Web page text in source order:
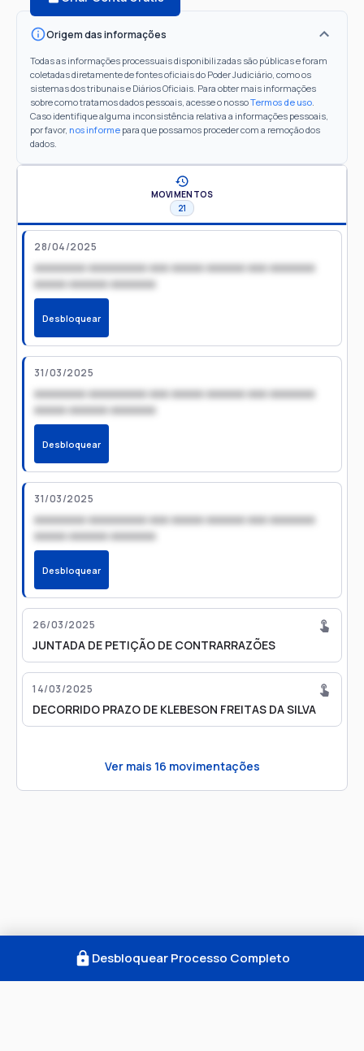
Origem das informações
Todas as informações processuais disponibilizadas são públicas e foram
coletadas diretamente de fontes oficiais do Poder Judiciário, como os
sistemas dos tribunais e Diários Oficiais. Para obter mais informações
sobre como tratamos dados pessoais, acesse o nossoTermos de uso.
Caso identifique alguma inconsistência relativa a informações pessoais,
por favor, nos informe para que possamos proceder com a remoção dos
dados.
MOVIMENTOS
21
28/04/2025
xxxxxxxx xxxxxxxxx xxx xxxxx xxxxxx xxx xxxxxxx
xxxxx xxxxxx xxxxxxx
Desbloquear
31/03/2025
xxxxxxxx xxxxxxxxx xxx xxxxx xxxxxx xxx xxxxxxx
xxxxx xxxxxx xxxxxxx
Desbloquear
31/03/2025
xxxxxxxx xxxxxxxxx xxx xxxxx xxxxxx xxx xxxxxxx
xxxxx xxxxxx xxxxxxx
Desbloquear
26/03/2025
JUNTADA DE PETIÇÃO DE CONTRARRAZÕES
14/03/2025
DECORRIDO PRAZO DE KLEBESON FREITAS DA SILVA
Ver mais 16 movimentações
Desbloquear Processo Completo